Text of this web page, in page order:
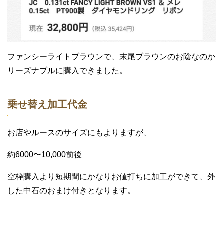
ファンシーライトブラウンで、末尾ブラウンのお陰なのか
リーズナブルに購入できました。
乗せ替え加工代金
お店やルースのサイズにもよりますが、
約6000〜10,000前後
空枠購入より短期間にかなりお値打ちに加工ができて、外
した中石のおまけ付きとなります。